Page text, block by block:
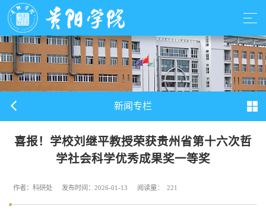
新闻专栏
喜报！学校刘继平教授荣获贵州省第十六次哲
学社会科学优秀成果奖一等奖
作者：科研处 发布时间：2026-01-13 阅读量： 221